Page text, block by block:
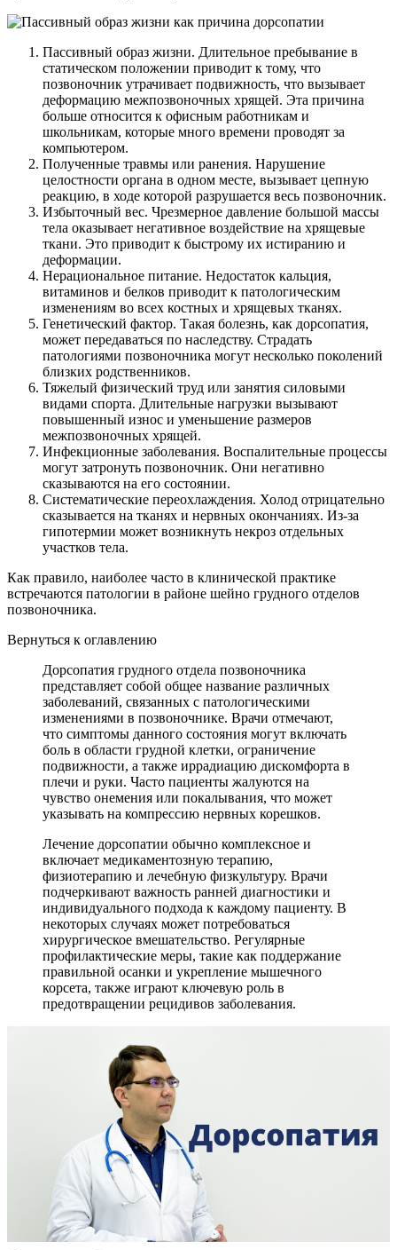
Пассивный образ жизни. Длительное пребывание в
статическом положении приводит к тому, что
позвоночник утрачивает подвижность, что вызывает
деформацию межпозвоночных хрящей. Эта причина
больше относится к офисным работникам и
школьникам, которые много времени проводят за
компьютером.
Полученные травмы или ранения. Нарушение
целостности органа в одном месте, вызывает цепную
реакцию, в ходе которой разрушается весь позвоночник.
Избыточный вес. Чрезмерное давление большой массы
тела оказывает негативное воздействие на хрящевые
ткани. Это приводит к быстрому их истиранию и
деформации.
Нерациональное питание. Недостаток кальция,
витаминов и белков приводит к патологическим
изменениям во всех костных и хрящевых тканях.
Генетический фактор. Такая болезнь, как дорсопатия,
может передаваться по наследству. Страдать
патологиями позвоночника могут несколько поколений
близких родственников.
Тяжелый физический труд или занятия силовыми
видами спорта. Длительные нагрузки вызывают
повышенный износ и уменьшение размеров
межпозвоночных хрящей.
Инфекционные заболевания. Воспалительные процессы
могут затронуть позвоночник. Они негативно
сказываются на его состоянии.
Систематические переохлаждения. Холод отрицательно
сказывается на тканях и нервных окончаниях. Из-за
гипотермии может возникнуть некроз отдельных
участков тела.
Как правило, наиболее часто в клинической практике
встречаются патологии в районе шейно грудного отделов
позвоночника.
Вернуться к оглавлению
Дорсопатия грудного отдела позвоночника
представляет собой общее название различных
заболеваний, связанных с патологическими
изменениями в позвоночнике. Врачи отмечают,
что симптомы данного состояния могут включать
боль в области грудной клетки, ограничение
подвижности, а также иррадиацию дискомфорта в
плечи и руки. Часто пациенты жалуются на
чувство онемения или покалывания, что может
указывать на компрессию нервных корешков.
Лечение дорсопатии обычно комплексное и
включает медикаментозную терапию,
физиотерапию и лечебную физкультуру. Врачи
подчеркивают важность ранней диагностики и
индивидуального подхода к каждому пациенту. В
некоторых случаях может потребоваться
хирургическое вмешательство. Регулярные
профилактические меры, такие как поддержание
правильной осанки и укрепление мышечного
корсета, также играют ключевую роль в
предотвращении рецидивов заболевания.